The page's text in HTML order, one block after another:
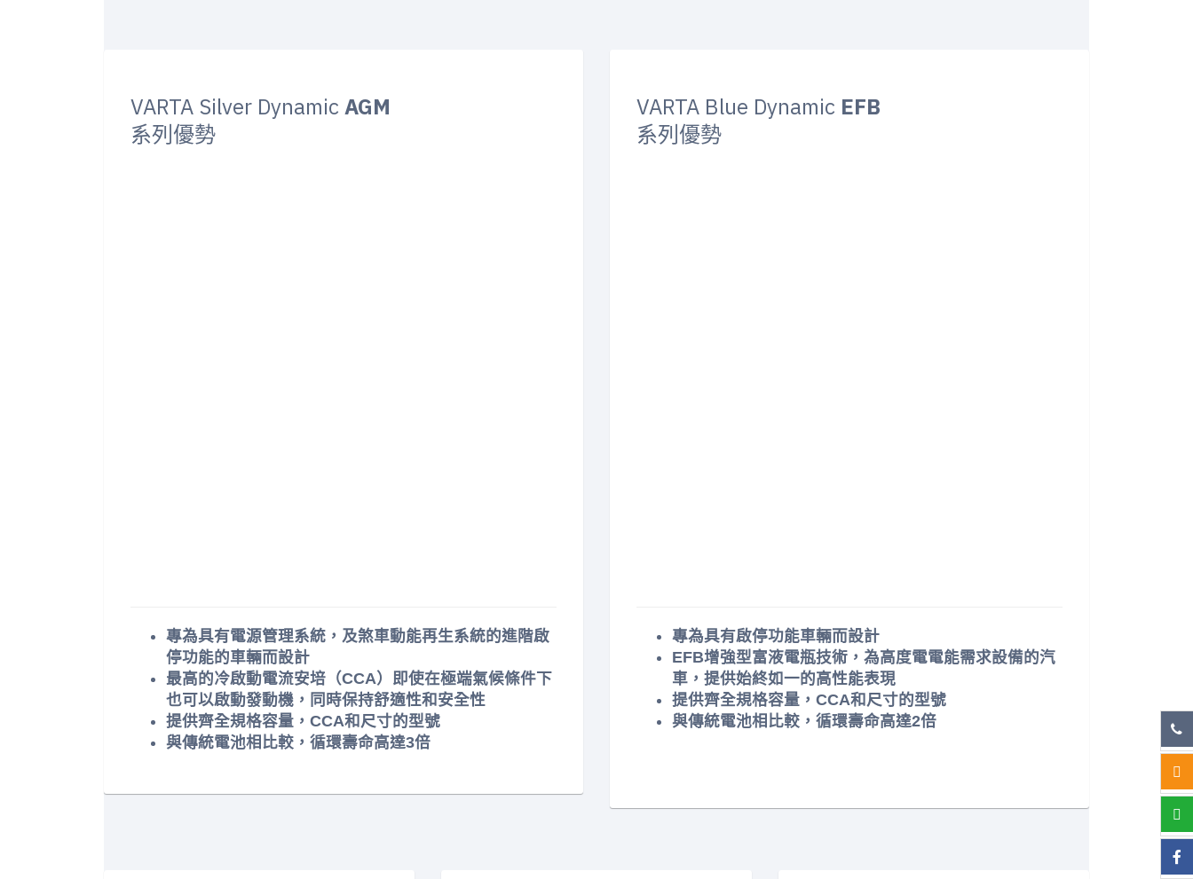
VARTA Silver Dynamic AGM
系列優勢
專為具有電源管理系統，及煞車動能再生系統的進階啟
停功能的車輛而設計
最高的冷啟動電流安培（CCA）即使在極端氣候條件下
也可以啟動發動機，同時保持舒適性和安全性
提供齊全規格容量，CCA和尺寸的型號
與傳統電池相比較，循環壽命高達3倍
VARTA Blue Dynamic EFB
系列優勢
專為具有啟停功能車輛而設計
EFB增強型富液電瓶技術，為高度電電能需求設備的汽
車，提供始終如一的高性能表現
提供齊全規格容量，CCA和尺寸的型號
與傳統電池相比較，循環壽命高達2倍